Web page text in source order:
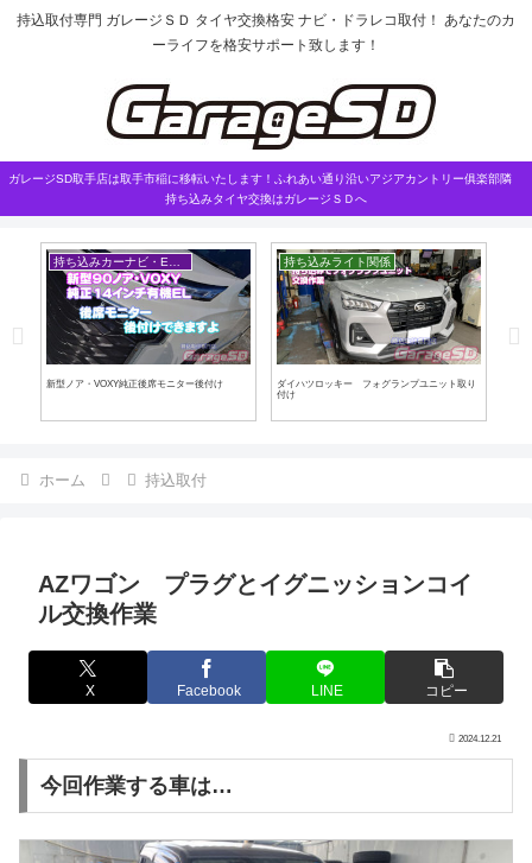
持込取付専門 ガレージＳＤ タイヤ交換格安 ナビ・ドラレコ取付！ あなたのカ
ーライフを格安サポート致します！
ガレージSD取手店は取手市稲に移転いたします！ふれあい通り沿いアジアカントリー俱楽部隣
持ち込みタイヤ交換はガレージＳＤへ
新型ノア・VOXY純正後席モニター後付け
持ち込みライト関係
ダイハツロッキー フォグランプユニット取り
付け
ホーム 持込取付
AZワゴン プラグとイグニッションコイ
ル交換作業
X Facebook LINE コピー
2024.12.21
今回作業する車は…